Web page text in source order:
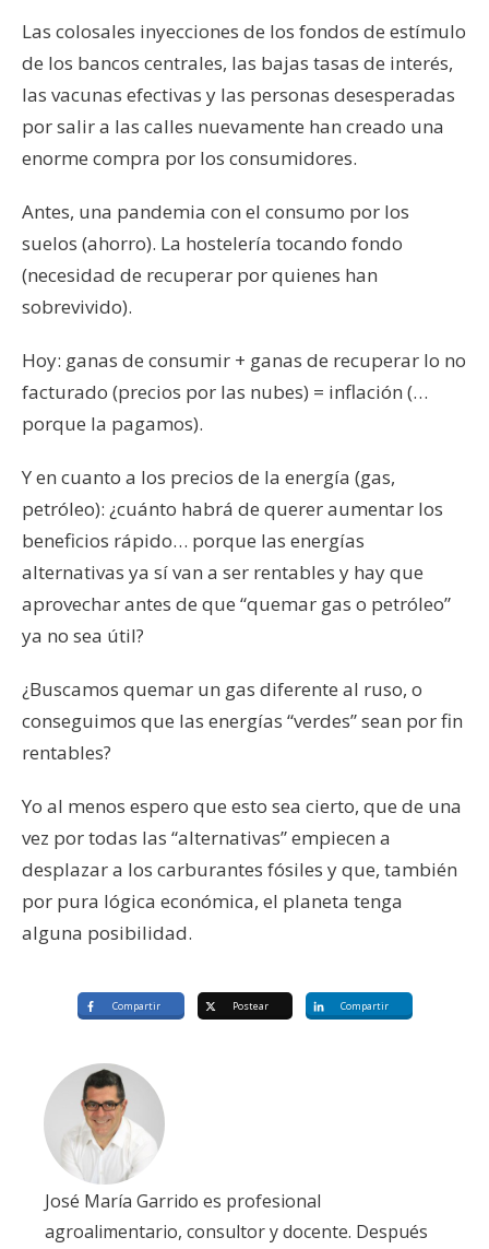
Las colosales inyecciones de los fondos de estímulo
de los bancos centrales, las bajas tasas de interés,
las vacunas efectivas y las personas desesperadas
por salir a las calles nuevamente han creado una
enorme compra por los consumidores.
Antes, una pandemia con el consumo por los
suelos (ahorro). La hostelería tocando fondo
(necesidad de recuperar por quienes han
sobrevivido).
Hoy: ganas de consumir + ganas de recuperar lo no
facturado (precios por las nubes) = inflación (…
porque la pagamos).
Y en cuanto a los precios de la energía (gas,
petróleo): ¿cuánto habrá de querer aumentar los
beneficios rápido… porque las energías
alternativas ya sí van a ser rentables y hay que
aprovechar antes de que “quemar gas o petróleo”
ya no sea útil?
¿Buscamos quemar un gas diferente al ruso, o
conseguimos que las energías “verdes” sean por fin
rentables?
Yo al menos espero que esto sea cierto, que de una
vez por todas las “alternativas” empiecen a
desplazar a los carburantes fósiles y que, también
por pura lógica económica, el planeta tenga
alguna posibilidad.
Compartir Postear Compartir
José María Garrido es profesional
agroalimentario, consultor y docente. Después